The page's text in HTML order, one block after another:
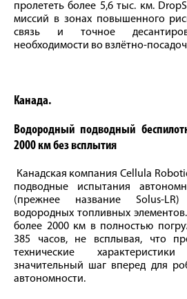
пролететь более 5,6 тыс. км.
миссий в зонах повышенного
связь и точное
необходимости во взлётно-
Канада.
Водородный подводный
2000 км без всплытия
Канадская компания Cellula
подводные испытания
(прежнее название Solus-
водородных топливных
более 2000 км в полностью
385 часов, не всплывая, что
технические
значительный шаг вперед для
автономности.